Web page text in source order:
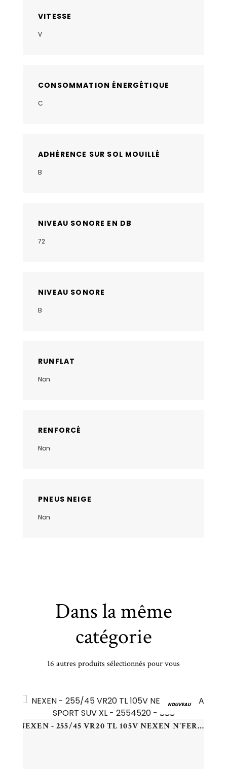
VITESSE
V
CONSOMMATION ÉNERGÉTIQUE
C
ADHÉRENCE SUR SOL MOUILLÉ
B
NIVEAU SONORE EN DB
72
NIVEAU SONORE
B
RUNFLAT
Non
RENFORCÉ
Non
PNEUS NEIGE
Non
Dans la même
catégorie
16 autres produits sélectionnés pour vous
NOUVEAU
NEXEN - 255/45 VR20 TL 105V NEXEN N'FERA SPORT SUV XL - 2554520 - BBB